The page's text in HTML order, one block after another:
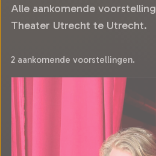
Alle aankomende
Theater Utrecht te Utrecht.
2 aankomende voorstellingen.